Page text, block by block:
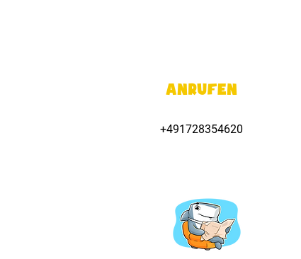
Anrufen
+491728354620